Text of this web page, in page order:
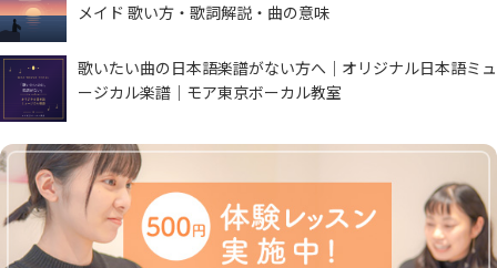
メイド 歌い方・歌詞解説・曲の意味
歌いたい曲の日本語楽譜がない方へ｜オリジナル日本語ミュ
ージカル楽譜｜モア東京ボーカル教室